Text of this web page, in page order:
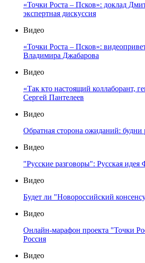
«Точки Роста – Псков»: доклад
экспертная дискуссия
Видео
«Точки Роста – Псков»:
Владимира Джабарова
Видео
«Так кто настоящий коллаборант,
Сергей Пантелеев
Видео
Обратная сторона ожиданий: будни
Видео
"Русские разговоры": Русская идея
Видео
Будет ли "Новороссийский
Видео
Онлайн-марафон проекта "Точки
Россия
Видео